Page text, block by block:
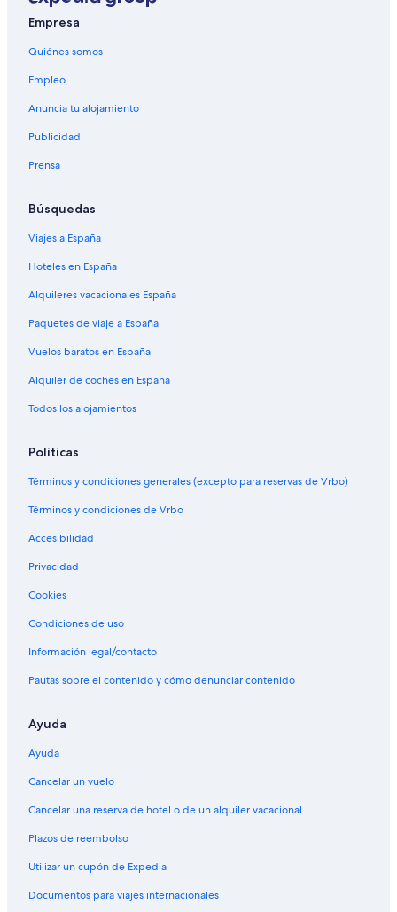
Empresa
Quiénes somos
Empleo
Anuncia tu alojamiento
Publicidad
Prensa
Búsquedas
Viajes a España
Hoteles en España
Alquileres vacacionales España
Paquetes de viaje a España
Vuelos baratos en España
Alquiler de coches en España
Todos los alojamientos
Políticas
Términos y condiciones generales (excepto para reservas de Vrbo)
Términos y condiciones de Vrbo
Accesibilidad
Privacidad
Cookies
Condiciones de uso
Información legal/contacto
Pautas sobre el contenido y cómo denunciar contenido
Ayuda
Ayuda
Cancelar un vuelo
Cancelar una reserva de hotel o de un alquiler vacacional
Plazos de reembolso
Utilizar un cupón de Expedia
Documentos para viajes internacionales